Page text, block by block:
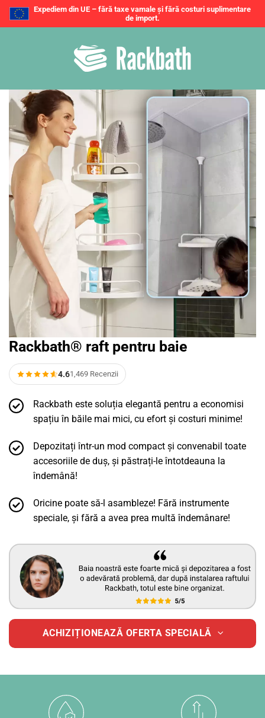
Expediem din UE – fără taxe vamale și fără costuri suplimentare
de import.
Rackbath® raft pentru baie
4.61,469 Recenzii
Rackbath este soluția elegantă pentru a economisi
spațiu în băile mai mici, cu efort și costuri minime!
Depozitați într-un mod compact și convenabil toate
accesoriile de duș, și păstrați-le întotdeauna la
îndemână!
Oricine poate să-l asambleze! Fără instrumente
speciale, și fără a avea prea multă îndemânare!
ACHIZIȚIONEAZĂ OFERTA SPECIALĂ